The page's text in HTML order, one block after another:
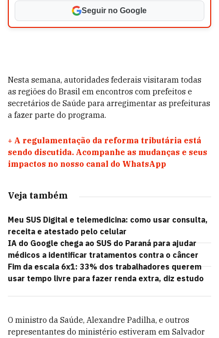
Seguir no Google
Nesta semana, autoridades federais visitaram todas
as regiões do Brasil em encontros com prefeitos e
secretários de Saúde para arregimentar as prefeituras
a fazer parte do programa.
+ A regulamentação da reforma tributária está
sendo discutida. Acompanhe as mudanças e seus
impactos no nosso canal do WhatsApp
Veja também
Meu SUS Digital e telemedicina: como usar consulta,
receita e atestado pelo celular
IA do Google chega ao SUS do Paraná para ajudar
médicos a identificar tratamentos contra o câncer
Fim da escala 6x1: 33% dos trabalhadores querem
usar tempo livre para fazer renda extra, diz estudo
O ministro da Saúde, Alexandre Padilha, e outros
representantes do ministério estiveram em Salvador